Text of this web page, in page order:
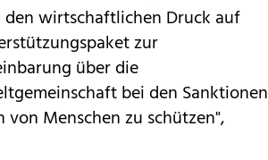
wirtschaftlichen Druck auf
zur
über die
bei den Sanktionen
Menschen zu schützen",